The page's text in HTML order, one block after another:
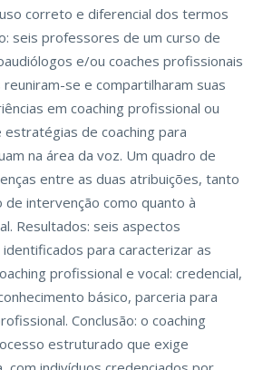
correto e diferencial dos termos
seis professores de um curso de
e/ou coaches profissionais
se e compartilharam suas
em coaching profissional ou
estratégias de coaching para
na área da voz. Um quadro de
entre as duas atribuições, tanto
de intervenção como quanto à
Resultados: seis aspectos
para caracterizar as
profissional e vocal: credencial,
básico, parceria para
Conclusão: o coaching
estruturado que exige